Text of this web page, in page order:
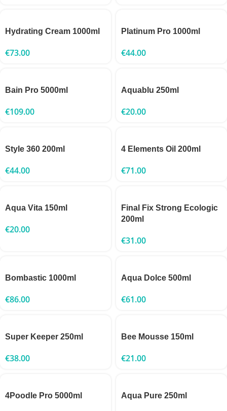
Hydrating Cream 1000ml
€73.00
Platinum Pro 1000ml
€44.00
Bain Pro 5000ml
€109.00
Aquablu 250ml
€20.00
Style 360 200ml
€44.00
4 Elements Oil 200ml
€71.00
Aqua Vita 150ml
€20.00
Final Fix Strong Ecologic
200ml
€31.00
Bombastic 1000ml
€86.00
Aqua Dolce 500ml
€61.00
Super Keeper 250ml
€38.00
Bee Mousse 150ml
€21.00
4Poodle Pro 5000ml Aqua Pure 250ml